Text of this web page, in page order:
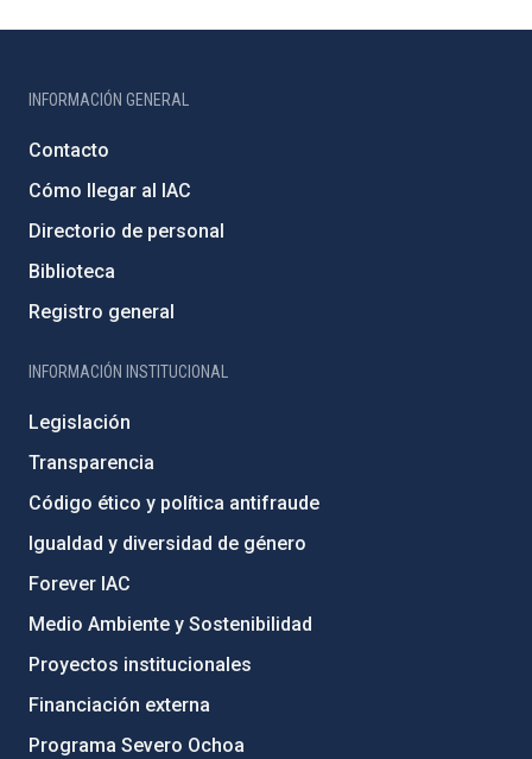
INFORMACIÓN GENERAL
Contacto
Cómo llegar al IAC
Directorio de personal
Biblioteca
Registro general
INFORMACIÓN INSTITUCIONAL
Legislación
Transparencia
Código ético y política antifraude
Igualdad y diversidad de género
Forever IAC
Medio Ambiente y Sostenibilidad
Proyectos institucionales
Financiación externa
Programa Severo Ochoa